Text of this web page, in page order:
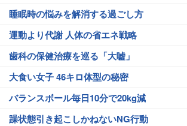
睡眠時の悩みを解消する過ごし方
運動より代謝 人体の省エネ戦略
歯科の保健治療を巡る「大嘘」
大食い女子 46キロ体型の秘密
バランスボール毎日10分で20kg減
躁状態引き起こしかねないNG行動